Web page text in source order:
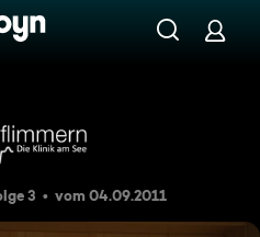
Folge 97
3 vom 04.09.2011